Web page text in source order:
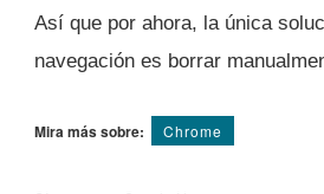
Así­ que por ahora, la única
navegación es borrar
Mira más sobre: Chrome